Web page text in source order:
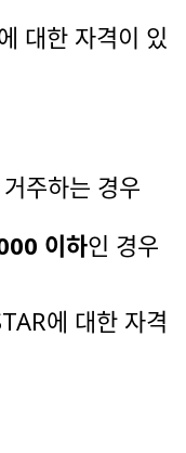
대한 자격이 있
주하는 경우
이하인 경우
에 대한 자격